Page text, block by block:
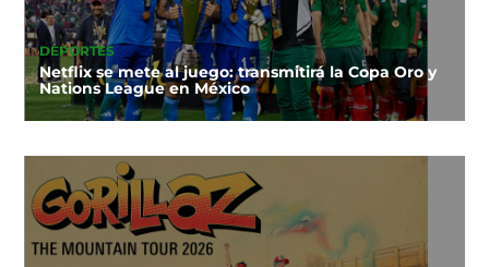
DEPORTES
Netflix se mete al juego: transmitirá la Copa Oro y
Nations League en México